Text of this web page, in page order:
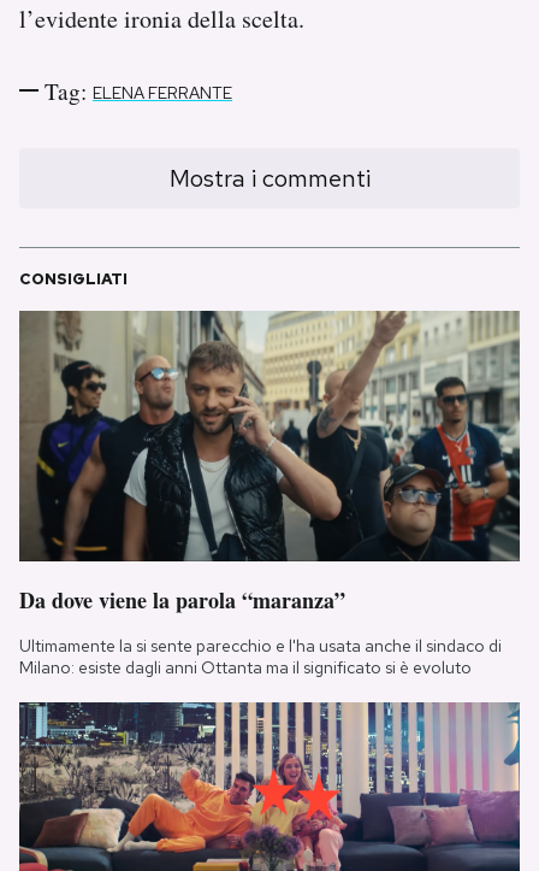
l’evidente ironia della scelta.
Tag: ELENA FERRANTE
Mostra i commenti
CONSIGLIATI
Da dove viene la parola “maranza”
Ultimamente la si sente parecchio e l'ha usata anche il sindaco di
Milano: esiste dagli anni Ottanta ma il significato si è evoluto